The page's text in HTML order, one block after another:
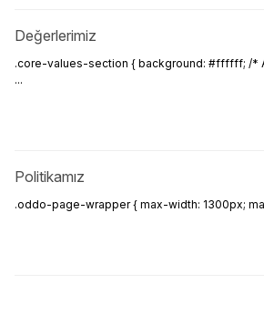
Değerlerimiz
.core-values-section { background: #ffffff; /*
...
Politikamız
.oddo-page-wrapper { max-width: 1300px;